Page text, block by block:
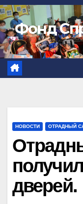
Фонд
НОВОСТИ ОТРАДНЫЙ
дверей.